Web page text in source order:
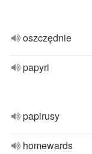
oszczędnie
papyri
papirusy
homewards